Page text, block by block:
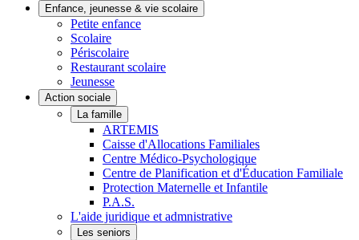
Enfance, jeunesse & vie scolaire
Petite enfance
Scolaire
Périscolaire
Restaurant scolaire
Jeunesse
Action sociale
La famille
ARTEMIS
Caisse d'Allocations Familiales
Centre Médico-Psychologique
Centre de Planification et d'Éducation Familiale
Protection Maternelle et Infantile
P.A.S.
L'aide juridique et admnistrative
Les seniors